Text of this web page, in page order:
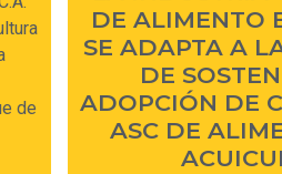
de
DE ALIMENTO
SE ADAPTA A
DE
ADOPCIÓN DE
ASC DE